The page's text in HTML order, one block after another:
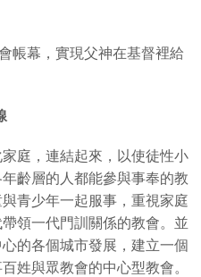
帳幕，實現父神在基督裡給
庭，連結起來，以使徒性小
齡層的人都能參與事奉的教
青少年一起服事，重視家庭
領一代門訓關係的教會。並
的各個城市發展，建立一個
姓與眾教會的中心型教會。